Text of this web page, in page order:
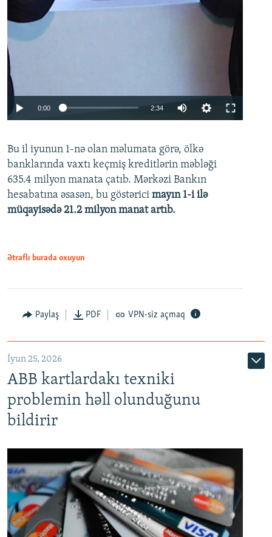
Auto 240p 360p 480p
720p 1080p
0:00 2:34
360p
480p
720p
Bu il iyunun 1-nə olan məlumata görə, ölkə
banklarında vaxtı keçmiş kreditlərin məbləği
635.4 milyon manata çatıb. Mərkəzi Bankın
hesabatına əsasən, bu göstərici mayın 1-i ilə
müqayisədə 21.2 milyon manat artıb.
Ətraflı burada oxuyun
Paylaş PDF VPN-siz açmaq
İyun 25, 2026
ABB kartlardakı texniki
problemin həll olunduğunu
bildirir